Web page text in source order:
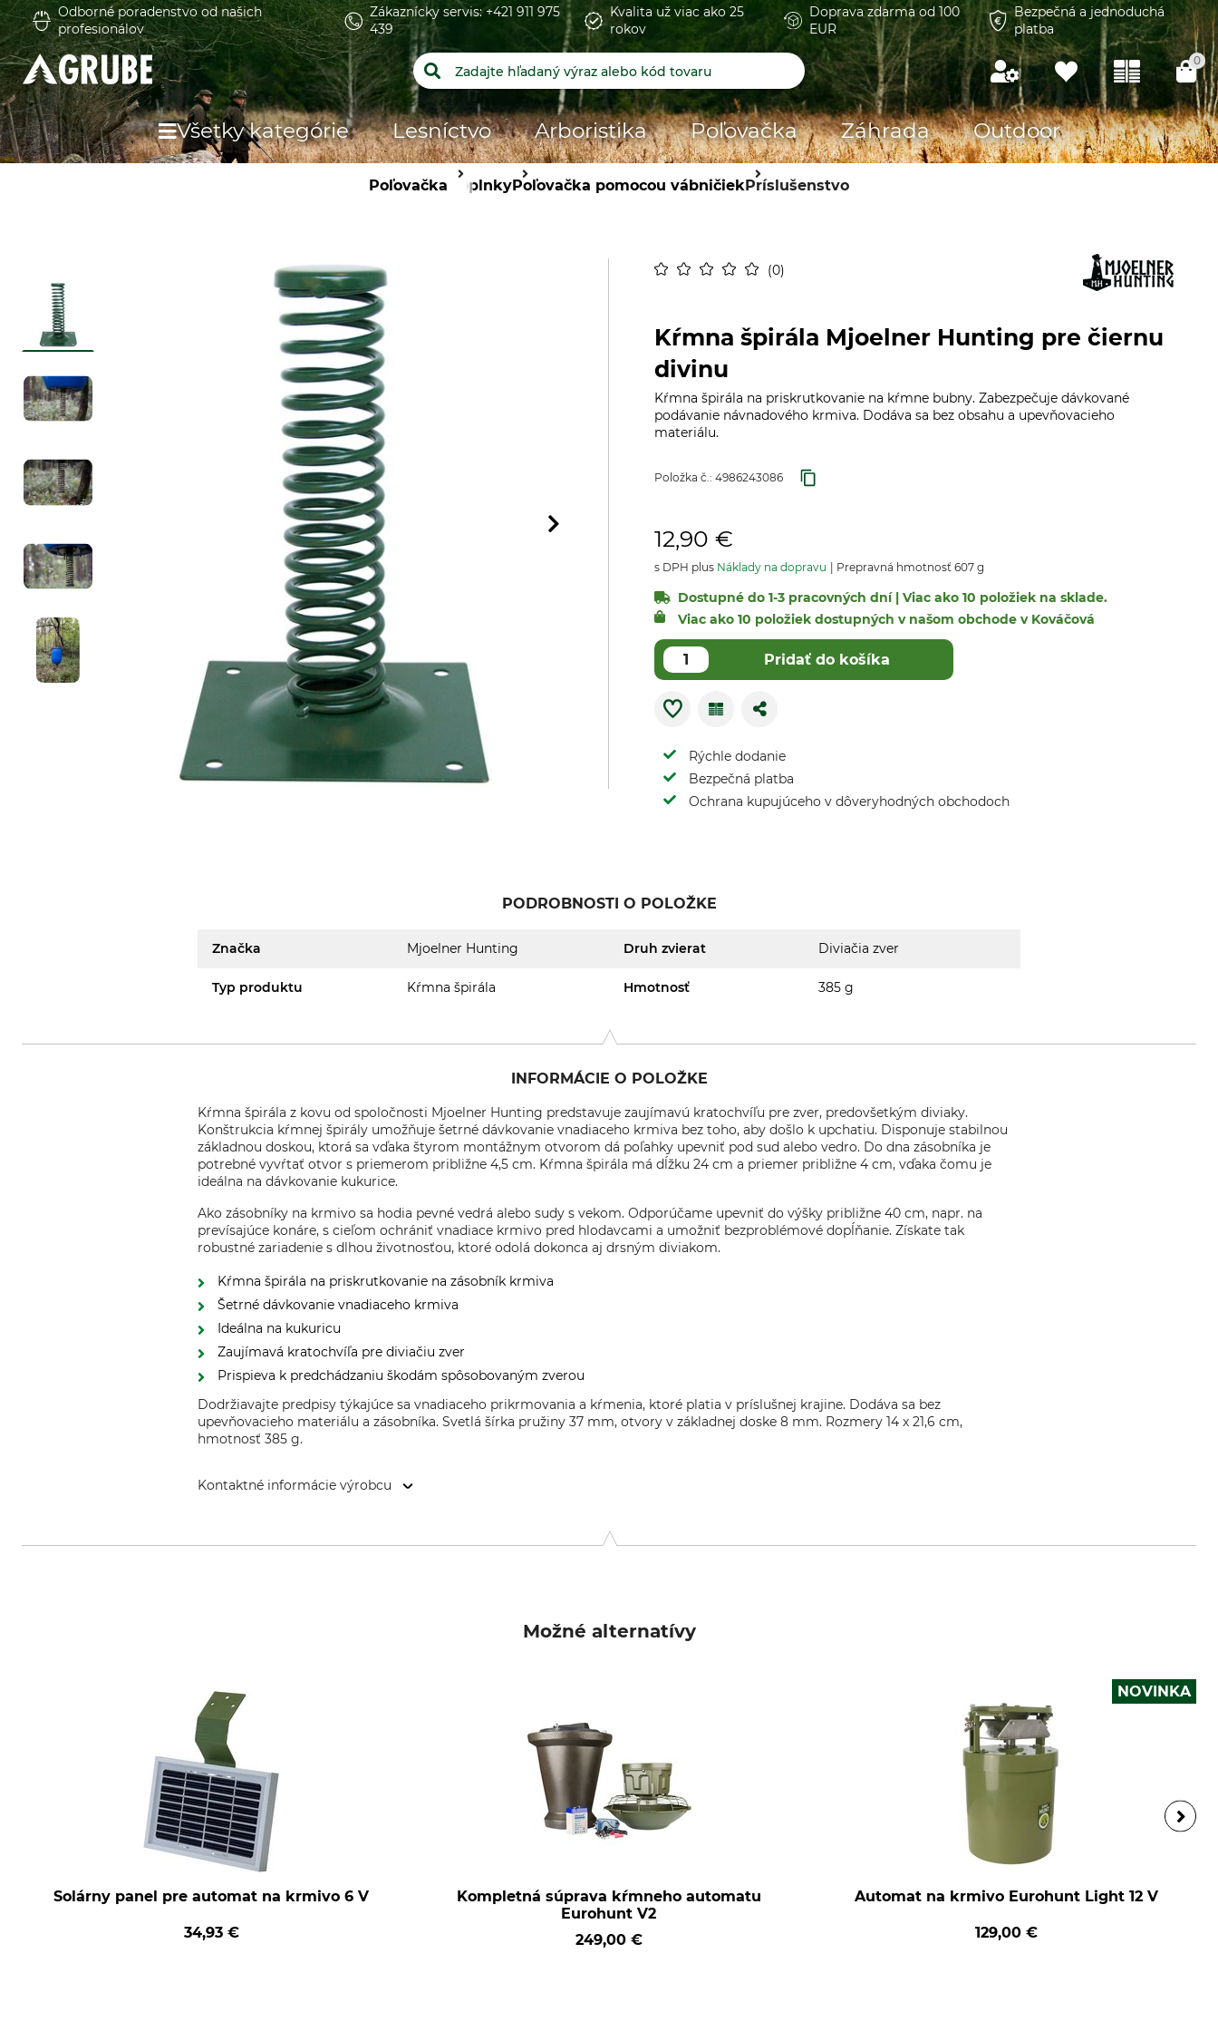
Odborné poradenstvo od našich
profesionálov
Zákaznícky servis: +421 911 975
439
Kvalita už viac ako 25
rokov
Doprava zdarma od 100
EUR
Bezpečná a jednoduchá
platba
0
Všetky kategórie Lesníctvo Arboristika Poľovačka Záhrada Outdoor
Poľovačka DoplnkyPoľovačka pomocou vábničiekPríslušenstvo
0
Kŕmna špirála Mjoelner Hunting pre čiernu
divinu
Kŕmna špirála na priskrutkovanie na kŕmne bubny. Zabezpečuje dávkované
podávanie návnadového krmiva. Dodáva sa bez obsahu a upevňovacieho
materiálu.
Položka č.: 4986243086
12,90 €
s DPH plus Náklady na dopravu Prepravná hmotnosť 607 g
Dostupné do 1-3 pracovných dní | Viac ako 10 položiek na sklade.
Viac ako 10 položiek dostupných v našom obchode v Kováčová
Pridať do košíka
Rýchle dodanie
Bezpečná platba
Ochrana kupujúceho v dôveryhodných obchodoch
PODROBNOSTI O POLOŽKE
Značka Mjoelner Hunting Druh zvierat Diviačia zver
Typ produktu Kŕmna špirála Hmotnosť 385 g
INFORMÁCIE O POLOŽKE
Kŕmna špirála z kovu od spoločnosti Mjoelner Hunting predstavuje zaujímavú kratochvíľu pre zver, predovšetkým diviaky.
Konštrukcia kŕmnej špirály umožňuje šetrné dávkovanie vnadiaceho krmiva bez toho, aby došlo k upchatiu. Disponuje stabilnou
základnou doskou, ktorá sa vďaka štyrom montážnym otvorom dá poľahky upevniť pod sud alebo vedro. Do dna zásobníka je
potrebné vyvŕtať otvor s priemerom približne 4,5 cm. Kŕmna špirála má dĺžku 24 cm a priemer približne 4 cm, vďaka čomu je
ideálna na dávkovanie kukurice.
Ako zásobníky na krmivo sa hodia pevné vedrá alebo sudy s vekom. Odporúčame upevniť do výšky približne 40 cm, napr. na
prevísajúce konáre, s cieľom ochrániť vnadiace krmivo pred hlodavcami a umožniť bezproblémové dopĺňanie. Získate tak
robustné zariadenie s dlhou životnosťou, ktoré odolá dokonca aj drsným diviakom.
Kŕmna špirála na priskrutkovanie na zásobník krmiva
Šetrné dávkovanie vnadiaceho krmiva
Ideálna na kukuricu
Zaujímavá kratochvíľa pre diviačiu zver
Prispieva k predchádzaniu škodám spôsobovaným zverou
Dodržiavajte predpisy týkajúce sa vnadiaceho prikrmovania a kŕmenia, ktoré platia v príslušnej krajine. Dodáva sa bez
upevňovacieho materiálu a zásobníka. Svetlá šírka pružiny 37 mm, otvory v základnej doske 8 mm. Rozmery 14 x 21,6 cm,
hmotnosť 385 g.
Kontaktné informácie výrobcu
Možné alternatívy
Solárny panel pre automat na krmivo 6 V
34,93 €
Kompletná súprava kŕmneho automatu
Eurohunt V2
249,00 €
NOVINKA
Automat na krmivo Eurohunt Light 12 V
129,00 €